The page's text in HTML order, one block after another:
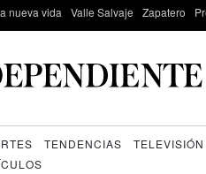
nueva vida Valle Salvaje Zapatero
TENDENCIAS TELEVISIÓN